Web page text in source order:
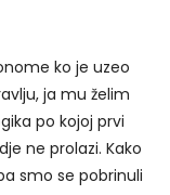
ko je uzeo
ja mu želim
po kojoj prvi
ne prolazi. Kako
smo se pobrinuli